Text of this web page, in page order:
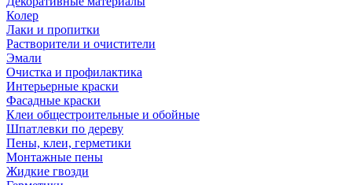
Колер
Лаки и пропитки
Растворители и очистители
Эмали
Очистка и профилактика
Интерьерные краски
Фасадные краски
Клеи общестроительные и обойные
Шпатлевки по дереву
Пены, клеи, герметики
Монтажные пены
Жидкие гвозди